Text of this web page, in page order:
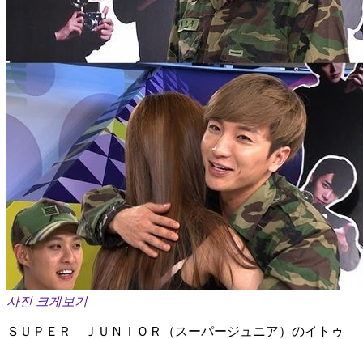
사진 크게보기
ＳＵＰＥＲ ＪＵＮＩＯＲ（スーパージュニア）のイトゥ